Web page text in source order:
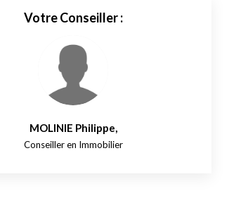
Votre Conseiller :
MOLINIE Philippe,
Conseiller en Immobilier